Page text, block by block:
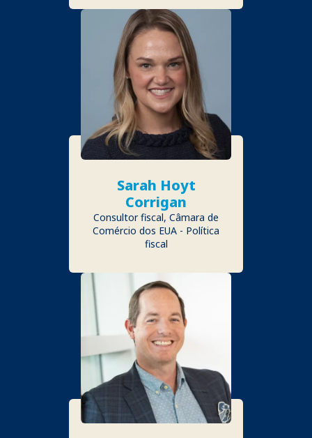
Sarah Hoyt
Corrigan
Consultor fiscal, Câmara de
Comércio dos EUA - Política
fiscal